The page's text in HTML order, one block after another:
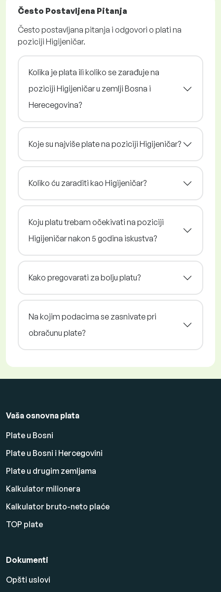
Često Postavljena Pitanja
Često postavljana pitanja i odgovori o plati na
poziciji Higijeničar.
Kolika je plata ili koliko se zarađuje na
poziciji Higijeničar u zemlji Bosna i
Herecegovina?
Koje su najviše plate na poziciji Higijeničar?
Koliko ću zaraditi kao Higijeničar?
Koju platu trebam očekivati na poziciji
Higijeničar nakon 5 godina iskustva?
Kako pregovarati za bolju platu?
Na kojim podacima se zasnivate pri
obračunu plate?
Vaša osnovna plata
Plate u Bosni
Plate u Bosni i Hercegovini
Plate u drugim zemljama
Kalkulator milionera
Kalkulator bruto-neto plaće
TOP plate
Dokumenti
Opšti uslovi